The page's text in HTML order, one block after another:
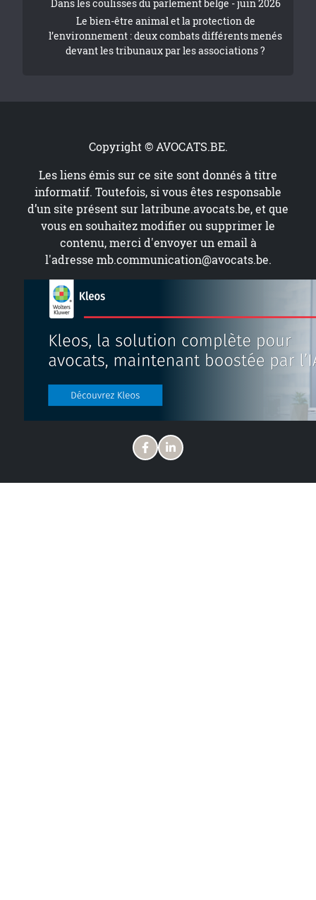
Dans les coulisses du parlement belge - juin 2026
Le bien-être animal et la protection de
l’environnement : deux combats différents menés
devant les tribunaux par les associations ?
Copyright © AVOCATS.BE.
Les liens émis sur ce site sont donnés à titre
informatif. Toutefois, si vous êtes responsable
d’un site présent surlatribune.avocats.be, et que
vous en souhaitez modifier ou supprimer le
contenu, merci d'envoyer un email à
l'adresse mb.communication@avocats.be.